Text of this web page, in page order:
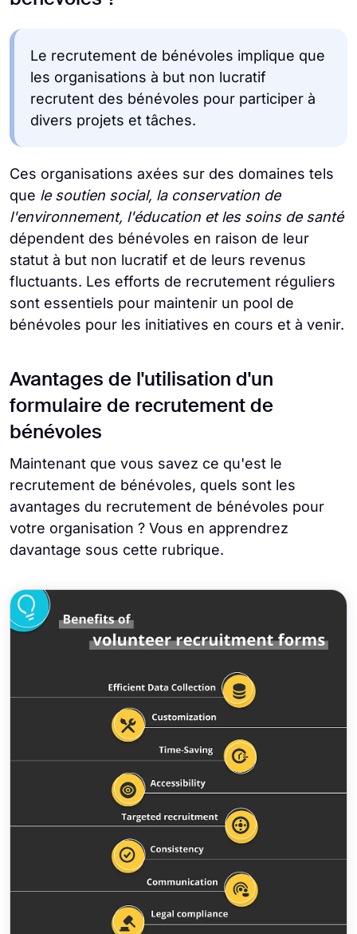
Le recrutement de bénévoles implique que
les organisations à but non lucratif
recrutent des bénévoles pour participer à
divers projets et tâches.
Ces organisations axées sur des domaines tels
que le soutien social, la conservation de
l'environnement, l'éducation et les soins de santé
dépendent des bénévoles en raison de leur
statut à but non lucratif et de leurs revenus
fluctuants. Les efforts de recrutement réguliers
sont essentiels pour maintenir un pool de
bénévoles pour les initiatives en cours et à venir.
Avantages de l'utilisation d'un
formulaire de recrutement de
bénévoles
Maintenant que vous savez ce qu'est le
recrutement de bénévoles, quels sont les
avantages du recrutement de bénévoles pour
votre organisation ? Vous en apprendrez
davantage sous cette rubrique.